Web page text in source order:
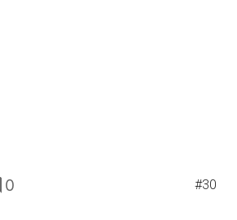
0 #30